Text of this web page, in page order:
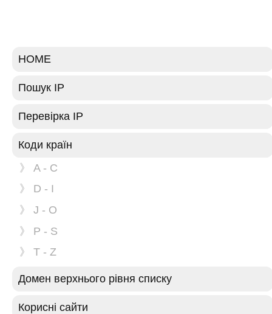
HOME
Пошук IP
Перевірка IP
Коди країн
》 A - C
》 D - I
》 J - O
》 P - S
》 T - Z
Домен верхнього рівня списку
Корисні сайти